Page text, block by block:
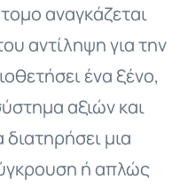
αναγκάζεται
αντίληψη για την
ένα ξένο,
αξιών και
μια
ή απλώς